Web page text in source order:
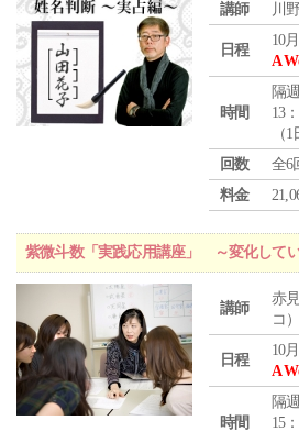
講師 川
日程
10
A
時間
隔
13
（
回数
全6
料金
紫微斗数「実践応用講座」 ～変化して
講師
赤
コ）
日程
10
A
時間
隔
15